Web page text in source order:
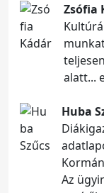
Zsófia
alatt...
Huba
Az